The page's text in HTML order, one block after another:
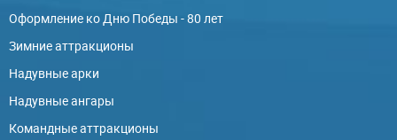
Оформление ко Дню Победы - 80 лет
Зимние аттракционы
Надувные арки
Надувные ангары
Командные аттракционы